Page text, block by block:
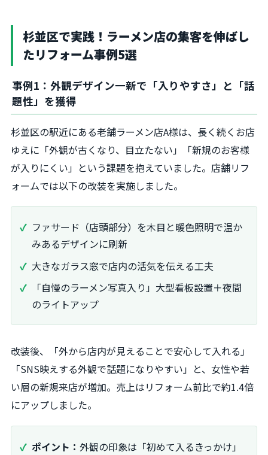
杉並区で実践！ラーメン店の集客を伸ばし
たリフォーム事例5選
事例1：外観デザイン一新で「入りやすさ」と「話
題性」を獲得
杉並区の駅近にある老舗ラーメン店A様は、長く続くお店
ゆえに「外観が古くなり、目立たない」「新規のお客様
が入りにくい」という課題を抱えていました。店舗リフ
ォームでは以下の改装を実施しました。
ファサード（店頭部分）を木目と暖色照明で温か
みあるデザインに刷新
大きなガラス窓で店内の活気を伝える工夫
「自慢のラーメン写真入り」大型看板設置＋夜間
のライトアップ
改装後、「外から店内が見えることで安心して入れる」
「SNS映えする外観で話題になりやすい」と、女性や若
い層の新規来店が増加。売上はリフォーム前比で約1.4倍
にアップしました。
ポイント： 外観の印象は「初めて入るきっかけ」